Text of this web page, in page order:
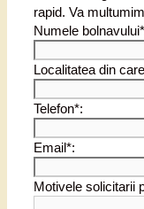
rapid. Va
Numele
Localitatea din
Telefon*:
Email*:
Motivele solicitarii